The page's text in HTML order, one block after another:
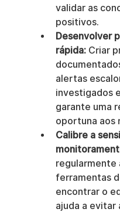
validar as
positivos.
Desenvolver
rápida: Criar
alertas
investigados
garante uma
oportuna aos
Calibre a
regularmente
ferramentas
encontrar o
ajuda a evitar